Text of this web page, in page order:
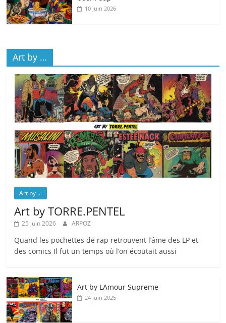
10 juin 2026
Art by …
Art by ...
Art by TORRE.PENTEL
25 juin 2026 ARPOZ
Quand les pochettes de rap retrouvent l’âme des LP et
des comics Il fut un temps où l’on écoutait aussi
Art by LAmour Supreme
24 juin 2025